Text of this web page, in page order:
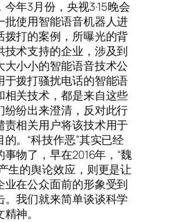
年3月份，央视3·15晚会
批使用智能语音机器人进
拨打的案例，所曝光的背
技术支持的企业，涉及到
大小小的智能语音技术公
于拨打骚扰电话的智能语
相关技术，都是来自这些
纷纷出来澄清，反对此行
责相关用户将该技术用于
。“科技作恶”其实已经
物了，早在2016年，“魏
生的舆论效应，则更是让
业在公众面前的形象受到
。我们就来简单谈谈科学
神。